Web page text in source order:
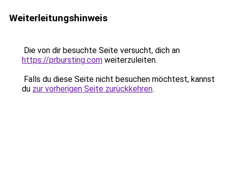
Weiterleitungshinweis
Die von dir besuchte Seite versucht, dich an
https://prbursting.com weiterzuleiten.
Falls du diese Seite nicht besuchen möchtest, kannst
du zur vorherigen Seite zurückkehren.